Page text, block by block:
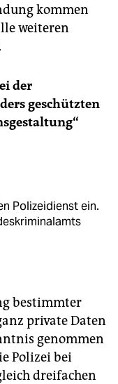
kommen
weiteren
der
geschützten
Polizeidienst ein.
bestimmter
private Daten
genommen
Polizei bei
dreifachen